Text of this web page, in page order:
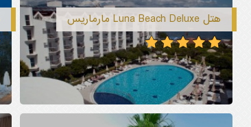
هتل Luna Beach Deluxe مارماریس